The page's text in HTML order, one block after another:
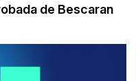
de Bescaran